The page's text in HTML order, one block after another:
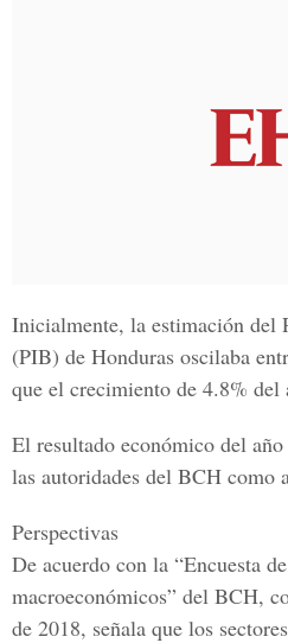
Inicialmente, la estimación del
(PIB) de Honduras oscilaba
que el crecimiento de 4.8% del
El resultado económico del
las autoridades del BCH como
Perspectivas
De acuerdo con la “Encuesta
macroeconómicos” del BCH,
de 2018, señala que los